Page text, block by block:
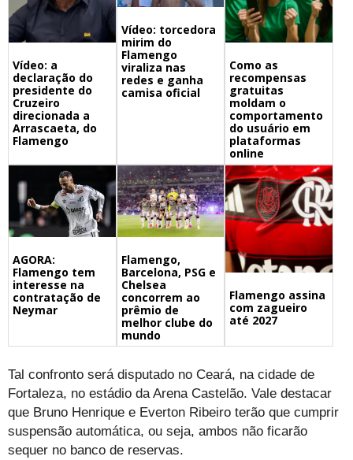
Vídeo: a
declaração do
presidente do
Cruzeiro
direcionada a
Arrascaeta, do
Flamengo
Vídeo: torcedora
mirim do
Flamengo
viraliza nas
redes e ganha
camisa oficial
Como as
recompensas
gratuitas
moldam o
comportamento
do usuário em
plataformas
online
AGORA:
Flamengo tem
interesse na
contratação de
Neymar
Flamengo,
Barcelona, PSG e
Chelsea
concorrem ao
prêmio de
melhor clube do
mundo
Flamengo assina
com zagueiro
até 2027
Tal confronto será disputado no Ceará, na cidade de
Fortaleza, no estádio da Arena Castelão. Vale destacar
que Bruno Henrique e Everton Ribeiro terão que cumprir
suspensão automática, ou seja, ambos não ficarão
sequer no banco de reservas.